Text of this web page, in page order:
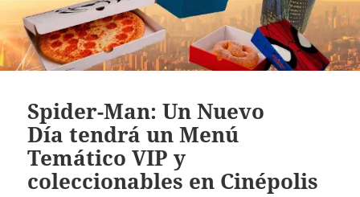
Spider-Man: Un Nuevo
Día tendrá un Menú
Temático VIP y
coleccionables en Cinépolis